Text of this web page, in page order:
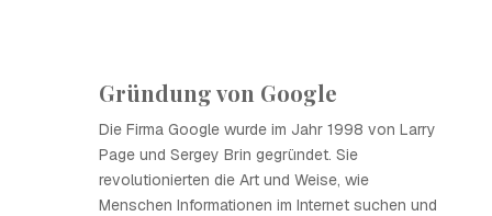
Gründung von Google
Die Firma Google wurde im Jahr 1998 von Larry
Page und Sergey Brin gegründet. Sie
revolutionierten die Art und Weise, wie
Menschen Informationen im Internet suchen und